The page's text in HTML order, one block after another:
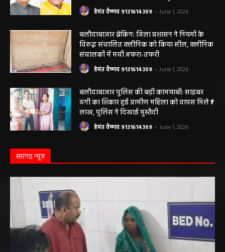
हेमंत वैष्णव 9131614309 June 1, 2026
बलौदाबाजार ब्रेकिंग: जिला प्रशासन ने नियमों के
विरुद्ध संचालित क्लीनिक को किया सील, क्लीनिक
संचालकों में मची अफरा-तफरी
हेमंत वैष्णव 9131614309 June 1, 2026
बलौदाबाजार पुलिस की बड़ी कामयाबी: साइबर
ठगी का शिकार हुई ग्रामीण महिला को वापस मिले ₹1
लाख, पुलिस ने दिखाई मुस्तैदी
हेमंत वैष्णव 9131614309 June 1, 2026
सारंगढ़ न्यूज़